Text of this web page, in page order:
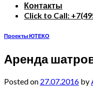
Контакты
Click to Call:
Проекты ЮТЕКО
Аренда
Posted on 27.07.2016 by